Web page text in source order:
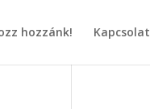
hozzánk! Kapcsolat